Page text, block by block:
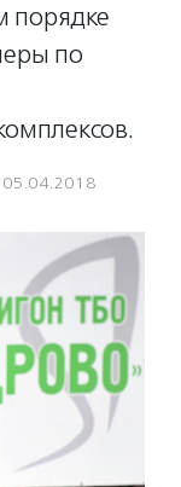
порядке
по
05.04.2018